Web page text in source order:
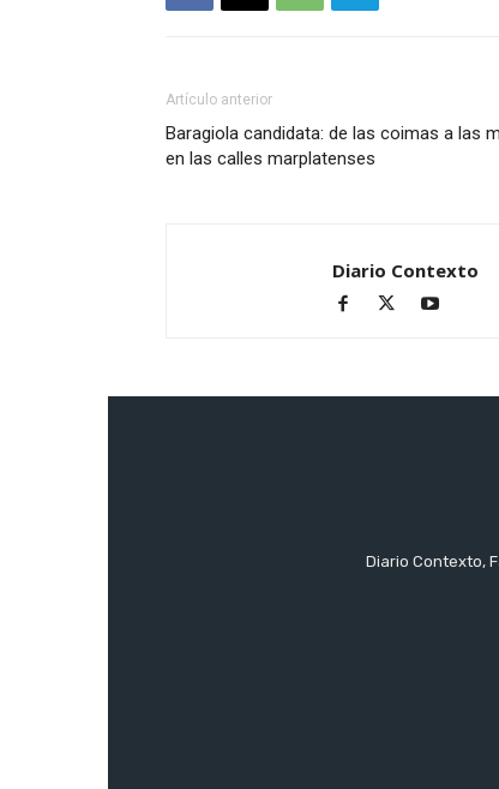
Artículo anterior
Baragiola candidata: de las coimas a las
en las calles marplatenses
Diario Contexto
Diario Contexto,